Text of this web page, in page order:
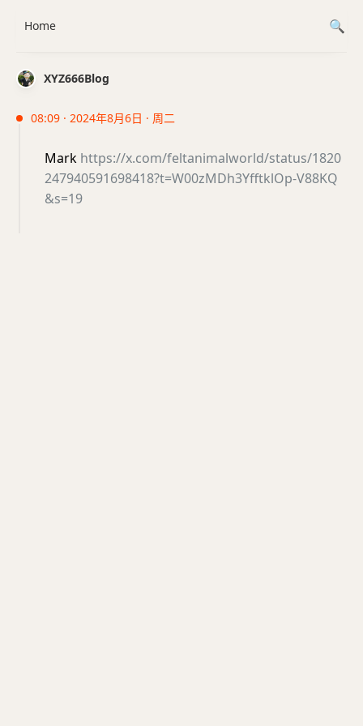
XYZ666Blog
08:09 · 2024年8月6日 · 周二
Mark https://x.com/feltanimalworld/status/1820
247940591698418?t=W00zMDh3YfftklOp-V88KQ
&s=19
Home